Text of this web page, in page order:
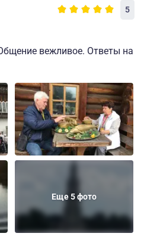
5
вежливое. Ответы на
Еще 5 фото